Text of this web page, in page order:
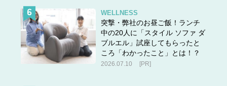
WELLNESS
突撃・弊社のお昼ご飯！ランチ
中の20人に「スタイル ソファ ダ
ブルエル」試座してもらったと
ころ「わかったこと」とは！？
2026.07.10 [PR]